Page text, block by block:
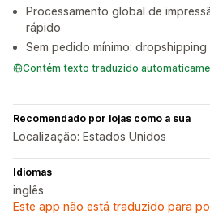
Processamento global de
rápido
Sem pedido mínimo:
Contém texto traduzido
Recomendado por lojas como a sua
Localização: Estados Unidos
Idiomas
inglês
Este app não está traduzido para